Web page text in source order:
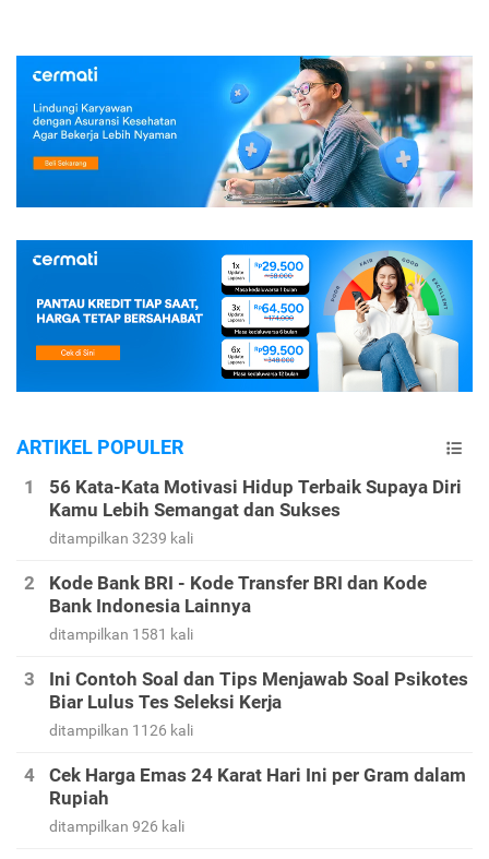
ARTIKEL POPULER
56 Kata-Kata Motivasi Hidup Terbaik Supaya Diri
Kamu Lebih Semangat dan Sukses
ditampilkan 3239 kali
Kode Bank BRI - Kode Transfer BRI dan Kode
Bank Indonesia Lainnya
ditampilkan 1581 kali
Ini Contoh Soal dan Tips Menjawab Soal Psikotes
Biar Lulus Tes Seleksi Kerja
ditampilkan 1126 kali
Cek Harga Emas 24 Karat Hari Ini per Gram dalam
Rupiah
ditampilkan 926 kali